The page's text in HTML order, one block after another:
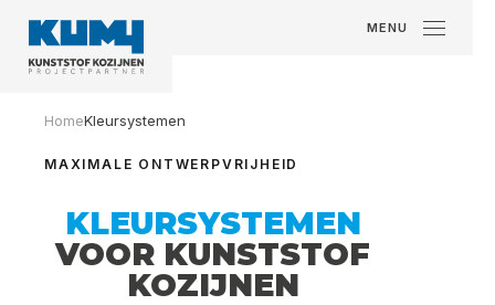
MENU
HomeKleursystemen
MAXIMALE ONTWERPVRIJHEID
KLEURSYSTEMEN
VOOR KUNSTSTOF
KOZIJNEN